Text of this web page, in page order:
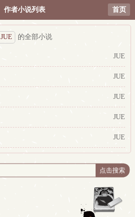
作者小说列表 首页
JUE 的全部小说
JUE
JUE
JUE
JUE
JUE